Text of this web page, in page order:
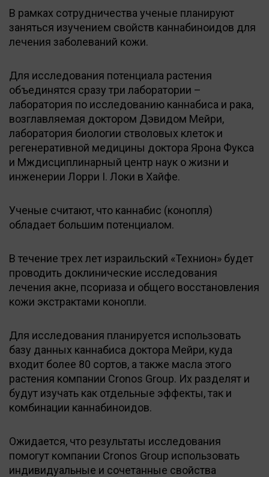
В рамках сотрудничества ученые планируют
заняться изучением свойств каннабиноидов для
лечения заболеваний кожи.
Для исследования потенциала растения
объединятся сразу три лаборатории –
лаборатория по исследованию каннабиса и рака,
возглавляемая доктором Дэвидом Мейри,
лаборатория биологии стволовых клеток и
регенеративной медицины доктора Ярона Фукса
и Мждисциплинарный центр наук о жизни и
инженерии Лорри I. Локи в Хайфе.
Ученые считают, что каннабис (конопля)
обладает большим потенциалом.
В течение трех лет израильский «Технион» будет
проводить доклинические исследования
лечения акне, псориаза и общего восстановления
кожи экстрактами конопли.
Для исследования планируется использовать
базу данных каннабиса доктора Мейри, куда
входит более 80 сортов, а также масла этого
растения компании Cronos Group. Их разделят и
будут изучать как отдельные эффекты, так и
комбинации каннабиноидов.
Ожидается, что результаты исследования
помогут компании Cronos Group использовать
индивидуальные и сочетанные свойства